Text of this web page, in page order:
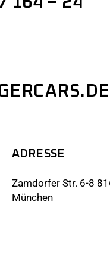
ADRESSE
Zamdorfer Str. 6-8
München